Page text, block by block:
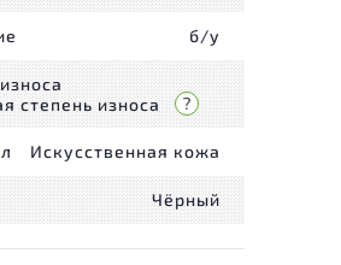
б/у
степень износа
Искусственная кожа
Чёрный